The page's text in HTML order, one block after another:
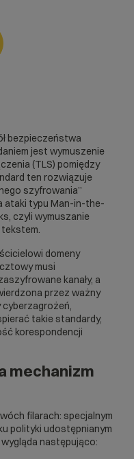
bezpieczeństwa
jest wymuszenie
(TLS) pomiędzy
ten rozwiązuje
szyfrowania”
ataki typu Man-in-the-
czyli wymuszanie
domeny
musi
kanały, a
przez ważny
takie standardy,
korespondencji
mechanizm
filarach: specjalnym
polityki udostępnianym
następująco: